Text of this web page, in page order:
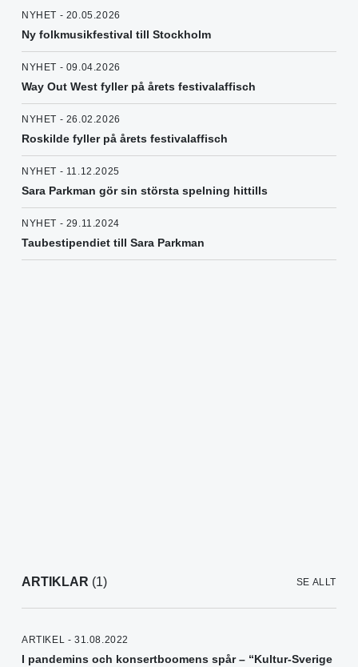
NYHET - 20.05.2026
Ny folkmusikfestival till Stockholm
NYHET - 09.04.2026
Way Out West fyller på årets festivalaffisch
NYHET - 26.02.2026
Roskilde fyller på årets festivalaffisch
NYHET - 11.12.2025
Sara Parkman gör sin största spelning hittills
NYHET - 29.11.2024
Taubestipendiet till Sara Parkman
ARTIKLAR (1) SE ALLT
ARTIKEL - 31.08.2022
I pandemins och konsertboomens spår – “Kultur-Sverige